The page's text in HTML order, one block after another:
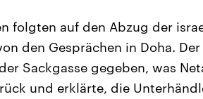
folgten auf den Abzug der
den Gesprächen in Doha.
Sackgasse gegeben, was
und erklärte, die